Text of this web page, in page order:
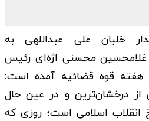
خلبان علی عبداللهی به
غلامحسین محسنی اژه‌ای رئیس
هفته قوه قضائیه آمده است:
از درخشان‌ترین و در عین حال
انقلاب اسلامی است؛ روزی که